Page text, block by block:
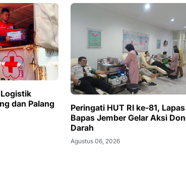
dan Palang
Peringati HUT RI ke-81,
Bapas Jember Gelar Aksi
Darah
Agustus 06, 2026